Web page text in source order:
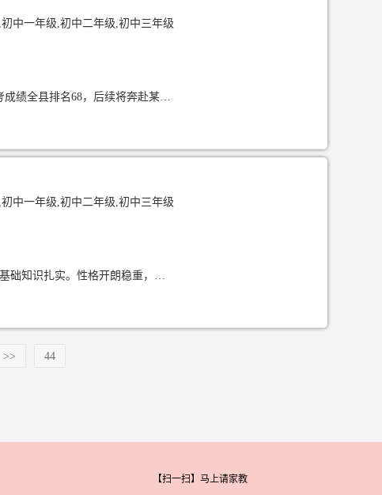
中一年级,初中二年级,初中三年级
我来自云南腾冲，今年毕业于昆明理工大学。对于小学，初中学习有一定了解，中考成绩全县排名68，后续将奔赴某国企继续实现自己人生理想。 个性及特长： 一、性格温和，富有耐心 作为一名初小学家教老师，我性格温和，善于与学生
中一年级,初中二年级,初中三年级
我是通信工程专业的本科生，高中三大主科均120，化学生物均90理科逻辑思维强，基础知识扎实。性格开朗稳重，极具耐心，善于与小学生沟通，能敏锐捕捉孩子的学习难点。我有丰富的小学全科辅导经验，擅长制定个性化学习计划，注重培养孩子良好的学习习惯和解题思维，而不仅
>> 44
【扫一扫】马上请家教